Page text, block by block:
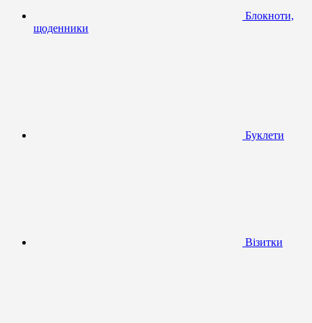
Блокноти,
щоденники
Буклети
Візитки